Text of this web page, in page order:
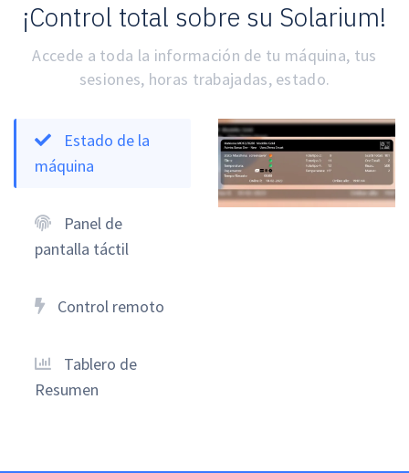
¡Control total sobre su Solarium!
Accede a toda la información de tu máquina, tus
sesiones, horas trabajadas, estado.
Estado de la
máquina
Panel de
pantalla táctil
Control remoto
Tablero de
Resumen